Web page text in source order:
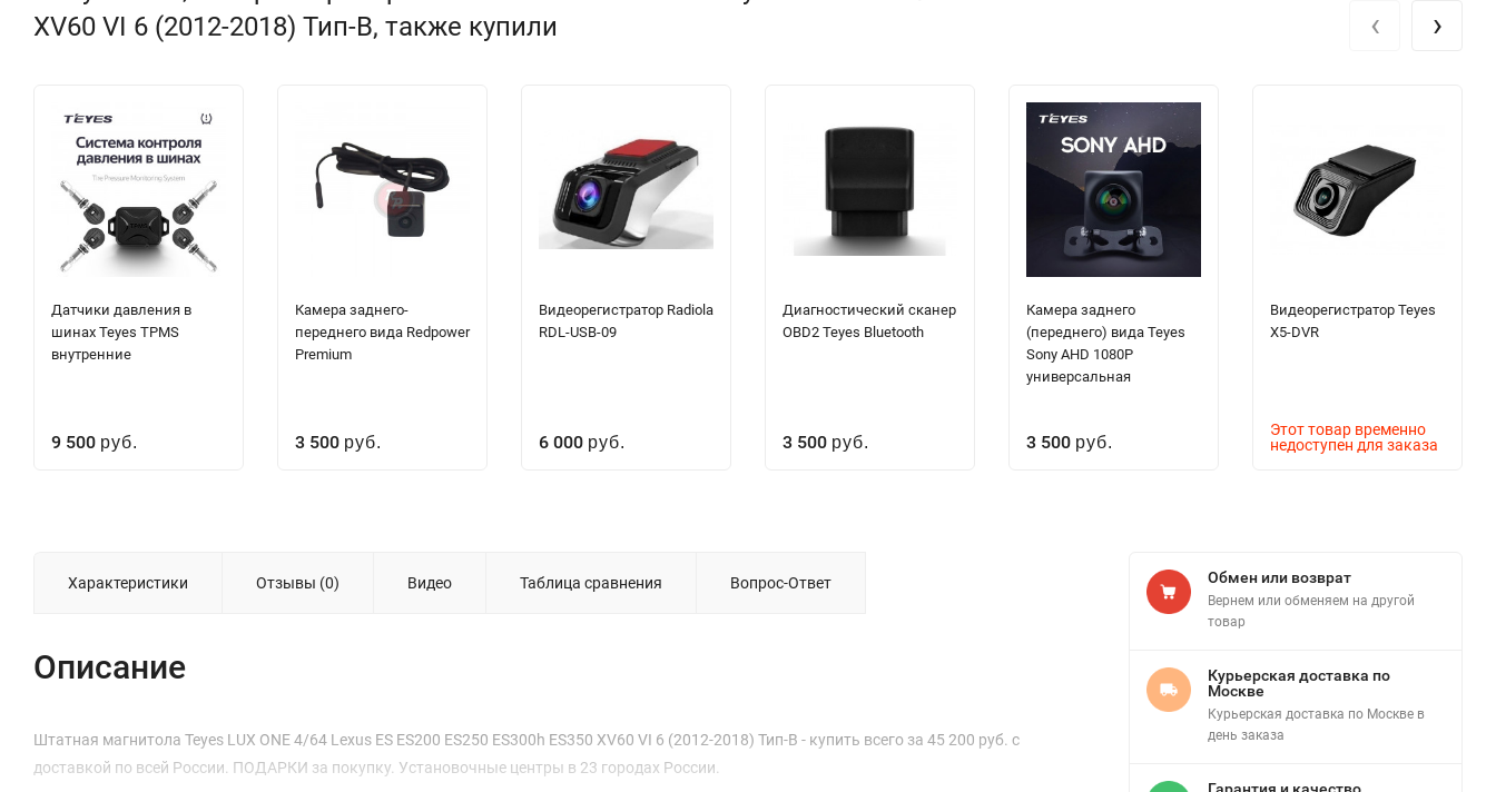
XV60 VI 6 (2012-2018) Тип-B, также купили
Датчики давления в
шинах Teyes TPMS
внутренние
9 500 руб.
Камера заднего-
переднего вида Redpower
Premium
3 500 руб.
Видеорегистратор Radiola
RDL-USB-09
6 000 руб.
Диагностический сканер
OBD2 Teyes Bluetooth
3 500 руб.
Камера заднего
(переднего) вида Teyes
Sony AHD 1080P
универсальная
3 500 руб.
Видеорегистратор Teyes
X5-DVR
Этот товар временно
недоступен для заказа
‹ ›
Характеристики Отзывы (0) Видео Таблица сравнения Вопрос-Ответ
Описание
Штатная магнитола Teyes LUX ONE 4/64 Lexus ES ES200 ES250 ES300h ES350 XV60 VI 6 (2012-2018) Тип-B - купить всего за 45 200 руб. с
доставкой по всей России. ПОДАРКИ за покупку. Установочные центры в 23 городах России.
Обмен или возврат
Вернем или обменяем на другой
товар
Курьерская доставка по
Москве
Курьерская доставка по Москве в
день заказа